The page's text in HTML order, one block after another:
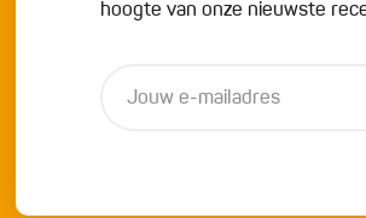
hoogte van onze nieuwste